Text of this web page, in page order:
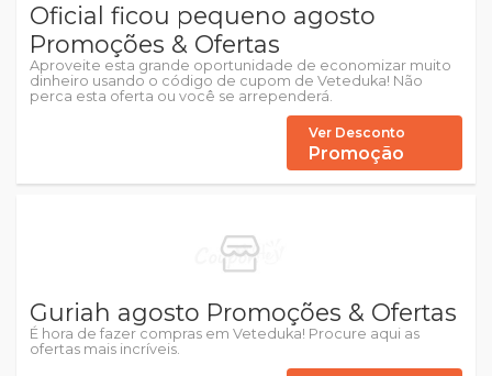
Oficial ficou pequeno agosto
Promoções & Ofertas
Aproveite esta grande oportunidade de economizar muito
dinheiro usando o código de cupom de Veteduka! Não
perca esta oferta ou você se arrependerá.
Ver Desconto
Promoção
Guriah agosto Promoções & Ofertas
É hora de fazer compras em Veteduka! Procure aqui as
ofertas mais incríveis.